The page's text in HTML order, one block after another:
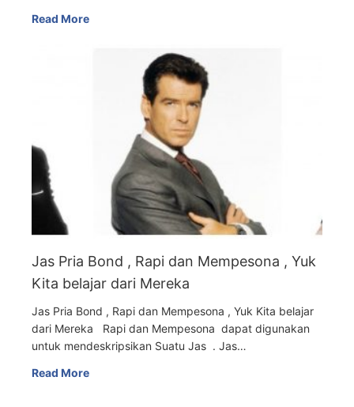
Read More
Jas Pria Bond , Rapi dan Mempesona , Yuk
Kita belajar dari Mereka
Jas Pria Bond , Rapi dan Mempesona , Yuk Kita belajar
dari Mereka Rapi dan Mempesona dapat digunakan
untuk mendeskripsikan Suatu Jas . Jas…
Read More